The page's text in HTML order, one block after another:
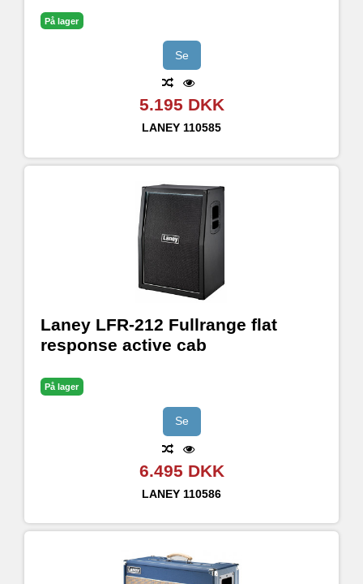
Ergonimiska sidohandtag
På lager
Se
5.195 DKK
LANEY 110585
Laney LFR-212 Fullrange flat
response active cab
På lager
Se
6.495 DKK
LANEY 110586